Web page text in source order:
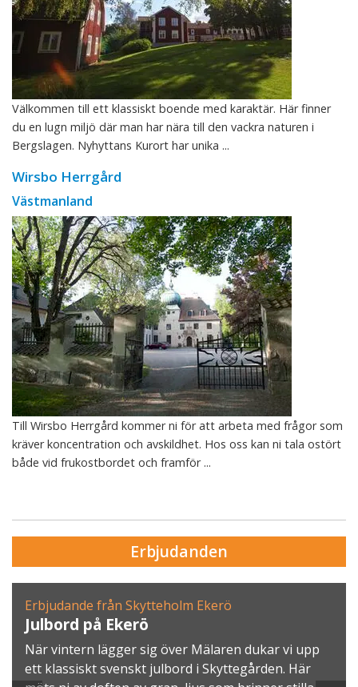
Välkommen till ett klassiskt boende med karaktär. Här finner
du en lugn miljö där man har nära till den vackra naturen i
Bergslagen. Nyhyttans Kurort har unika ...
Wirsbo Herrgård
Västmanland
Till Wirsbo Herrgård kommer ni för att arbeta med frågor som
kräver koncentration och avskildhet. Hos oss kan ni tala ostört
både vid frukostbordet och framför ...
Erbjudanden
Erbjudande från Skytteholm Ekerö
Julbord på Ekerö
När vintern lägger sig över Mälaren dukar vi upp
ett klassiskt svenskt julbord i Skyttegården. Här